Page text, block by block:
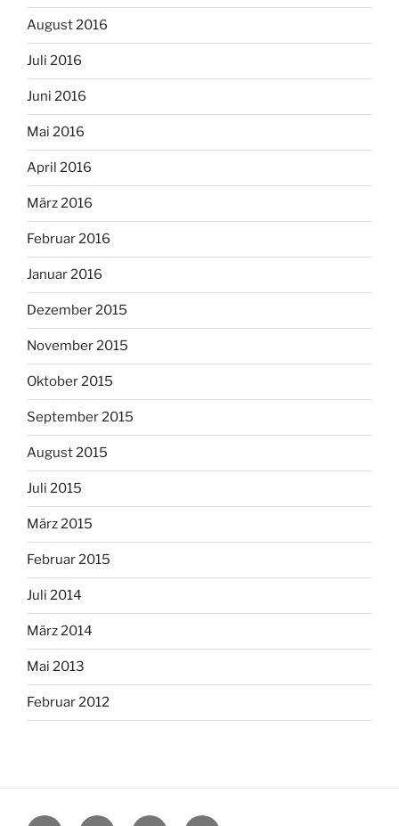
August 2016
Juli 2016
Juni 2016
Mai 2016
April 2016
März 2016
Februar 2016
Januar 2016
Dezember 2015
November 2015
Oktober 2015
September 2015
August 2015
Juli 2015
März 2015
Februar 2015
Juli 2014
März 2014
Mai 2013
Februar 2012